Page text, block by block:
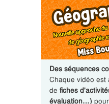
Des séquences
Chaque vidéo est
de fiches
évaluation…)